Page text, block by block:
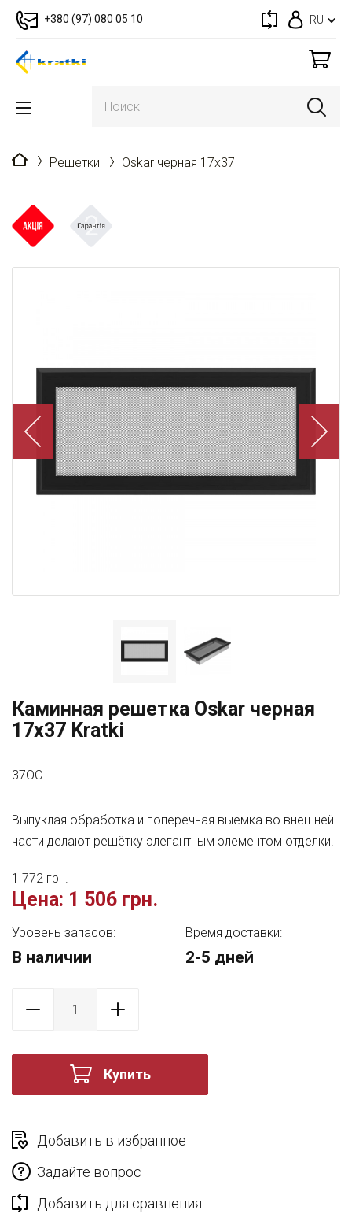
+380 (97) 080 05 10 RU
Главная
Решетки Oskar черная 17x37
Каминная решетка Oskar черная
17x37 Kratki
37OC
Выпуклая обработка и поперечная выемка во внешней
части делают решётку элегантным элементом отделки.
Цена: 1 506 грн.
1 772 грн.
Уровень запасов:
В наличии
Время доставки:
2-5 дней
Купить
Добавить в избранное
Задайте вопрос
Добавить для сравнения